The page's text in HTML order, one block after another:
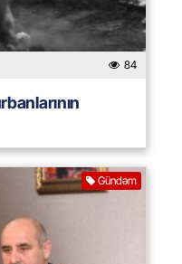
84
Gündəm